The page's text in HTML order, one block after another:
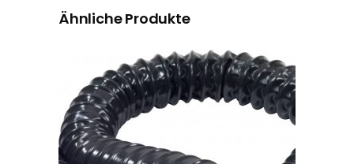
Ähnliche Produkte